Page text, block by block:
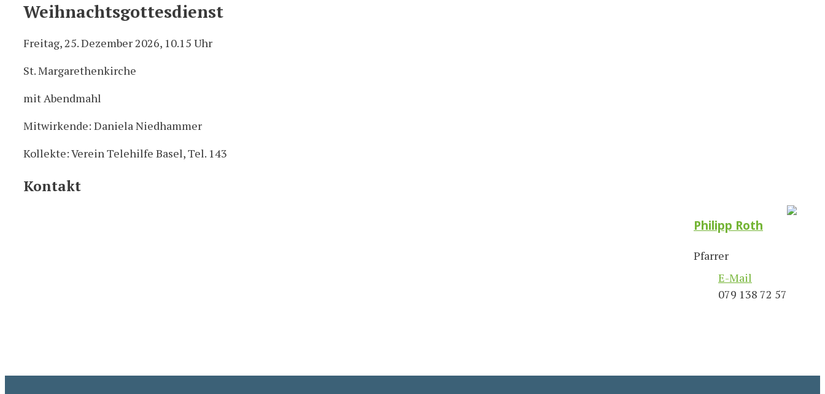
Weihnachtsgottesdienst
Freitag, 25. Dezember 2026, 10.15 Uhr
St. Margarethenkirche
mit Abendmahl
Mitwirkende: Daniela Niedhammer
Kollekte: Verein Telehilfe Basel, Tel. 143
Kontakt
Philipp Roth
Pfarrer
E-Mail
079 138 72 57